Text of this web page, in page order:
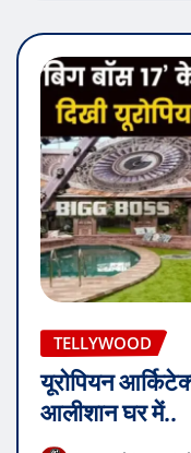
TELLYWOOD
यूरोपियन
आलीशान घर में..
0
Entertainment
चकाचौंध करने के लिए